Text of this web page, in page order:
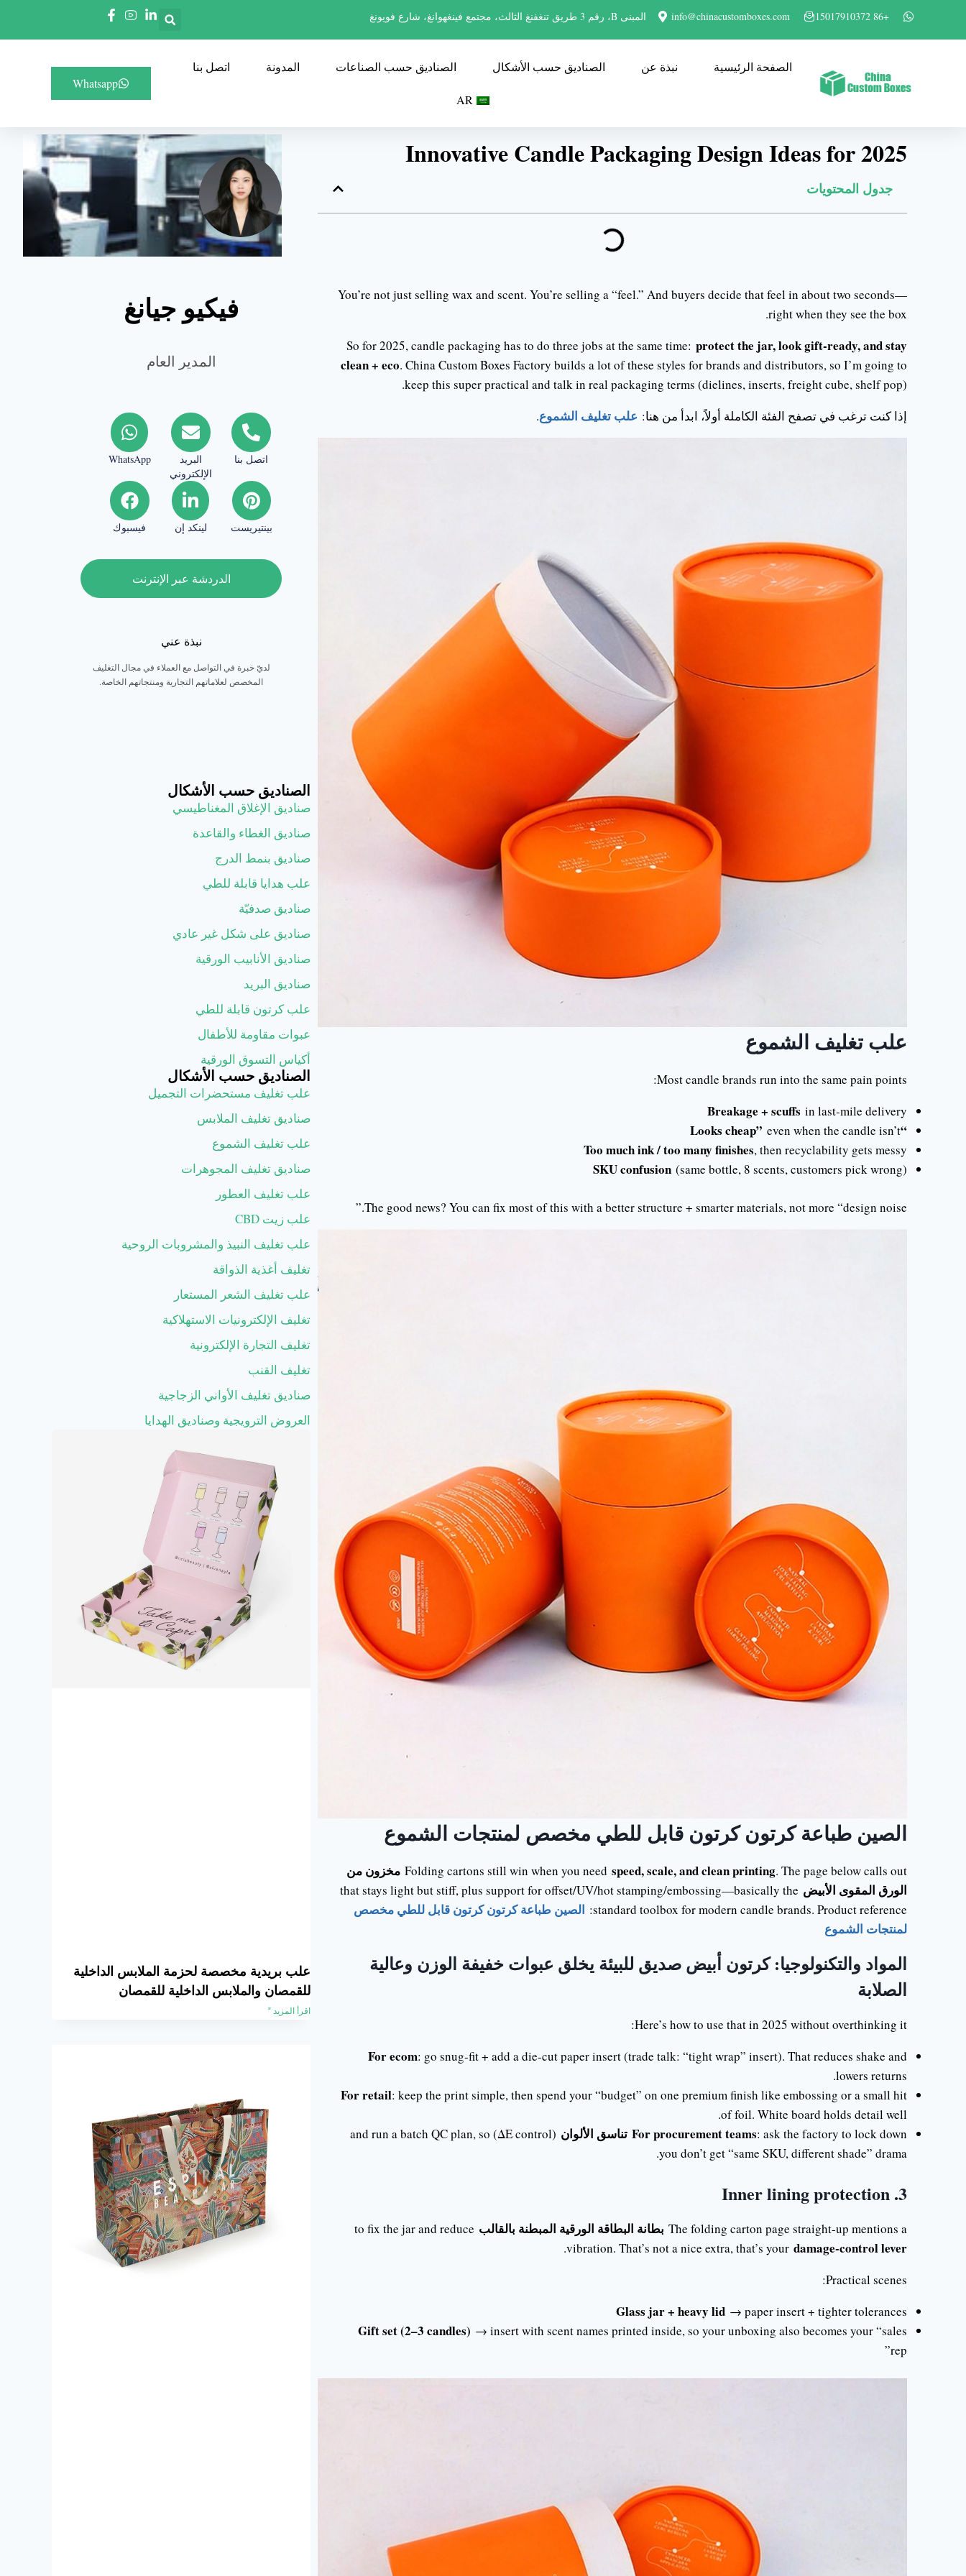
+86 15017910372
info@chinacustomboxes.com المبنى B، رقم 3 طريق تنغفنغ الثالث، مجتمع فينغهوانغ، شارع فويونغ
الصفحة الرئيسية نبذة عن الصناديق حسب الأشكال الصناديق حسب الصناعات المدونة اتصل بنا
AR
Whatsapp
Innovative Candle Packaging Design Ideas for 2025
جدول المحتويات
You’re not just selling wax and scent. You’re selling a “feel.” And buyers decide that feel in about two seconds—
right when they see the box.
So for 2025, candle packaging has to do three jobs at the same time: protect the jar, look gift-ready, and stay
clean + eco. China Custom Boxes Factory builds a lot of these styles for brands and distributors, so I’m going to
keep this super practical and talk in real packaging terms (dielines, inserts, freight cube, shelf pop).
إذا كنت ترغب في تصفح الفئة الكاملة أولاً، ابدأ من هنا: علب تغليف الشموع.
علب تغليف الشموع
Most candle brands run into the same pain points:
Breakage + scuffs in last-mile delivery
“Looks cheap”
even when the candle isn’t
Too much ink / too many finishes, then recyclability gets messy
SKU confusion (same bottle, 8 scents, customers pick wrong)
The good news? You can fix most of this with a better structure + smarter materials, not more “design noise.”
الصين طباعة كرتون كرتون قابل للطي مخصص لمنتجات الشموع
Folding cartons still win when you need speed, scale, and clean printing. The page below calls out
مخزون من
الورق المقوى الأبيض that stays light but stiff, plus support for offset/UV/hot stamping/embossing—basically the
standard toolbox for modern candle brands. Product reference: الصين طباعة كرتون كرتون قابل للطي مخصص
لمنتجات الشموع
المواد والتكنولوجيا: كرتون أبيض صديق للبيئة يخلق عبوات خفيفة الوزن وعالية
الصلابة
Here’s how to use that in 2025 without overthinking it:
For ecom: go snug-fit + add a die-cut paper insert (trade talk: “tight wrap” insert). That reduces shake and
lowers returns.
For retail: keep the print simple, then spend your “budget” on one premium finish like embossing or a small hit
of foil. White board holds detail well.
For procurement teams: ask the factory to lock down تناسق الألوان
(ΔE control) and run a batch QC plan, so
you don’t get “same SKU, different shade” drama.
3. Inner lining protection
The folding carton page straight-up mentions a بطانة البطاقة الورقية المبطنة بالقالب to fix the jar and reduce
vibration. That’s not a nice extra, that’s your damage-control lever
.
Practical scenes:
Glass jar + heavy lid → paper insert + tighter tolerances
Gift set (2–3 candles) → insert with scent names printed inside, so your unboxing also becomes your “sales
rep”
فيكيو جيانغ
المدير العام
اتصل بنا
البريد
الإلكتروني
WhatsApp
بينتيريست لينكد إن فيسبوك
الدردشة عبر الإنترنت
نبذة عني
لديّ خبرة في التواصل مع العملاء في مجال التغليف
المخصص لعلاماتهم التجارية ومنتجاتهم الخاصة.
الصناديق حسب الأشكال
صناديق الإغلاق المغناطيسي
صناديق الغطاء والقاعدة
صناديق بنمط الدرج
علب هدايا قابلة للطي
صناديق صدفيّة
صناديق على شكل غير عادي
صناديق الأنابيب الورقية
صناديق البريد
علب كرتون قابلة للطي
عبوات مقاومة للأطفال
أكياس التسوق الورقية
الصناديق حسب الأشكال
علب تغليف مستحضرات التجميل
صناديق تغليف الملابس
علب تغليف الشموع
صناديق تغليف المجوهرات
علب تغليف العطور
علب زيت CBD
علب تغليف النبيذ والمشروبات الروحية
تغليف أغذية الذواقة
علب تغليف الشعر المستعار
تغليف الإلكترونيات الاستهلاكية
تغليف التجارة الإلكترونية
تغليف القنب
صناديق تغليف الأواني الزجاجية
العروض الترويجية وصناديق الهدايا
علب بريدية مخصصة لحزمة الملابس الداخلية
للقمصان والملابس الداخلية للقمصان
اقرأ المزيد "